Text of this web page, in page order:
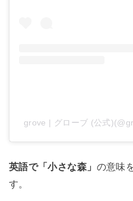
grove | グローブ (公式
英語で「小さな森」 の意味
す。